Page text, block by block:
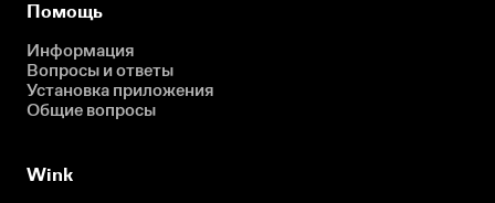
Помощь
Информация
Вопросы и ответы
Установка приложения
Общие вопросы
Wink